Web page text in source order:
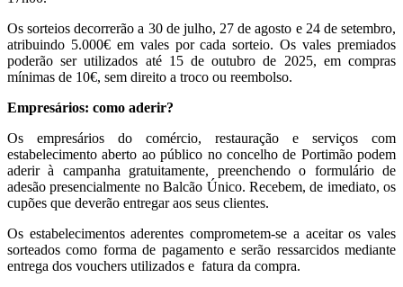
Os sorteios decorrerão a 30 de julho, 27 de agosto e 24 de setembro,
atribuindo 5.000€ em vales por cada sorteio. Os vales premiados
poderão ser utilizados até 15 de outubro de 2025, em compras
mínimas de 10€, sem direito a troco ou reembolso.
Empresários: como aderir?
Os empresários do comércio, restauração e serviços com
estabelecimento aberto ao público no concelho de Portimão podem
aderir à campanha gratuitamente, preenchendo o formulário de
adesão presencialmente no Balcão Único. Recebem, de imediato, os
cupões que deverão entregar aos seus clientes.
Os estabelecimentos aderentes comprometem-se a aceitar os vales
sorteados como forma de pagamento e serão ressarcidos mediante
entrega dos vouchers utilizados e fatura da compra.